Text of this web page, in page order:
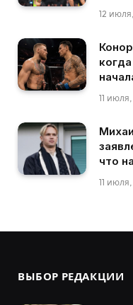
12
11
что
11
ВЫБОР РЕДАКЦИИ